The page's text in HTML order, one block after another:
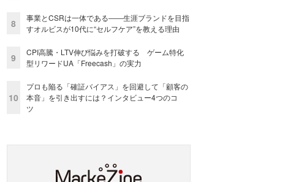
8
事業とCSRは一体である――生涯ブランドを目指
すオルビスが10代に“セルフケア”を教える理由
9
CPI高騰・LTV伸び悩みを打破する ゲーム特化
型リワードUA「Freecash」の実力
10
プロも陥る「確証バイアス」を回避して「顧客の
本音」を引き出すには？インタビュー4つのコ
ツ